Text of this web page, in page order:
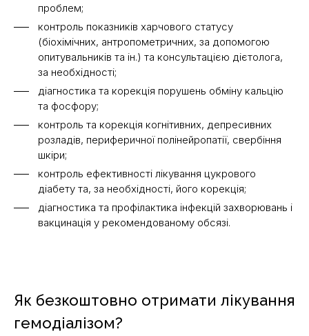
проблем;
контроль показників харчового статусу
(біохімічних, антропометричних, за допомогою
опитувальників та ін.) та консультацією дієтолога,
за необхідності;
діагностика та корекція порушень обміну кальцію
та фосфору;
контроль та корекція когнітивних, депресивних
розладів, периферичної полінейропатії, свербіння
шкіри;
контроль ефективності лікування цукрового
діабету та, за необхідності, його корекція;
діагностика та профілактика інфекцій захворювань і
вакцинація у рекомендованому обсязі.
Як безкоштовно отримати лікування
гемодіалізом?